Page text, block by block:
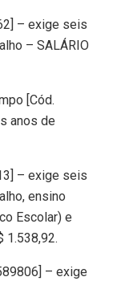
– exige seis
– SALÁRIO
[Cód.
anos de
– exige seis
ensino
Escolar) e
1.538,92.
– exige